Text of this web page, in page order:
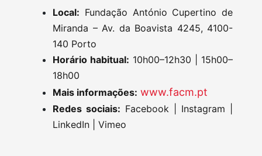
Local: Fundação António Cupertino de
Miranda – Av. da Boavista 4245, 4100-
140 Porto
Horário habitual: 10h00–12h30 | 15h00–
18h00
Mais informações: www.facm.pt
Redes sociais: Facebook | Instagram |
LinkedIn | Vimeo